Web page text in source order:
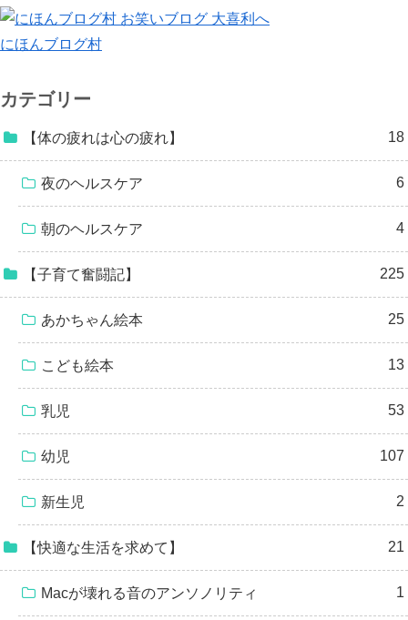
にほんブログ村
カテゴリー
【体の疲れは心の疲れ】 18
夜のヘルスケア 6
朝のヘルスケア 4
【子育て奮闘記】 225
あかちゃん絵本 25
こども絵本 13
乳児 53
幼児 107
新生児 2
【快適な生活を求めて】 21
Macが壊れる音のアンソノリティ 1